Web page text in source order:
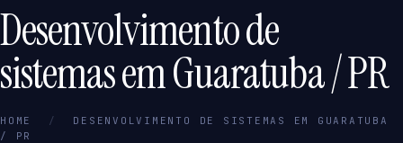
Desenvolvimento de
sistemas em Guaratuba / PR
HOME /
DESENVOLVIMENTO DE SISTEMAS EM GUARATUBA
/ PR